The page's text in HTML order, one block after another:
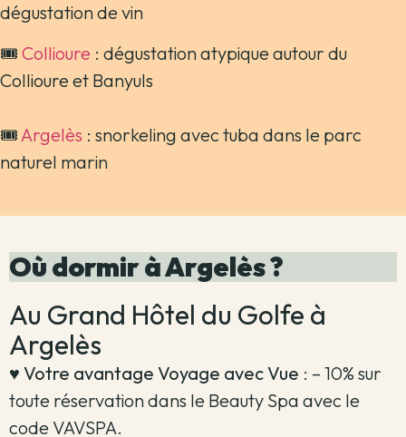
dégustation de vin
🎟 Collioure : dégustation atypique autour du
Collioure et Banyuls
🎟 Argelès : snorkeling avec tuba dans le parc
naturel marin
Où dormir à Argelès ?
Au Grand Hôtel du Golfe à
Argelès
♥️ Votre avantage Voyage avec Vue : – 10% sur
toute réservation dans le Beauty Spa avec le
code VAVSPA.